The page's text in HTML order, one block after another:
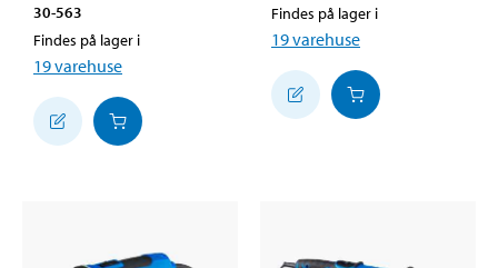
30-563
Findes på lager i
19varehuse
Findes på lager i
19varehuse